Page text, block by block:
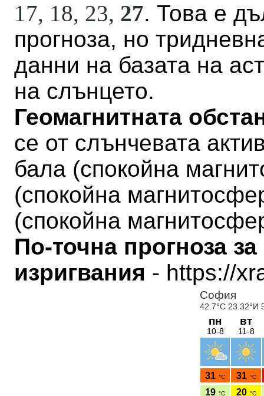
17, 18, 23, 27. Това е
прогноза, но
данни на базата на
на слънцето.
Геомагнитната
се от слънчевата
бала (спокойна
(спокойна
(спокойна
По-точна прогноза
изригвания - https://